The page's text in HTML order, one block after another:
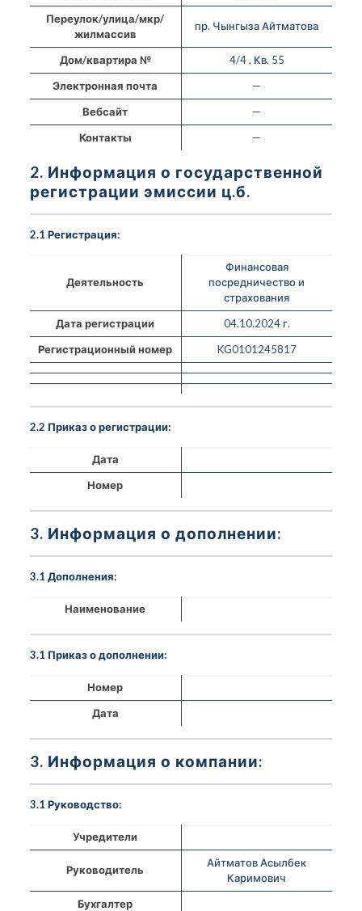
Переулок/улица/мкр/
жилмассив
пр. Чынгыза Айтматова
Дом/квартира №
4/4 , Кв. 55
Электронная почта
—
Вебсайт
—
Контакты
—
2. Информация о государственной
регистрации эмиссии ц.б.
2.1 Регистрация:
Деятельность
Финансовая
посредничество и
страхования
Дата регистрации
04.10.2024 г.
Регистрационный номер
KG0101245817
2.2 Приказ о регистрации:
Дата
Номер
3. Информация о дополнении:
3.1 Дополнения:
Наименование
3.1 Приказ о дополнении:
Номер
Дата
3. Информация о компании:
3.1 Руководство:
Учредители
Руководитель
Айтматов Асылбек
Каримович
Бухгалтер